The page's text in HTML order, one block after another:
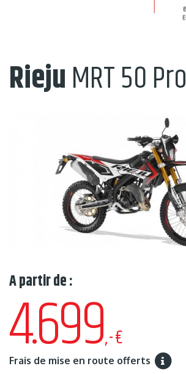
RiejuMRT 50 Pro
A partir de :
4.699,-€
Frais de mise en route offerts